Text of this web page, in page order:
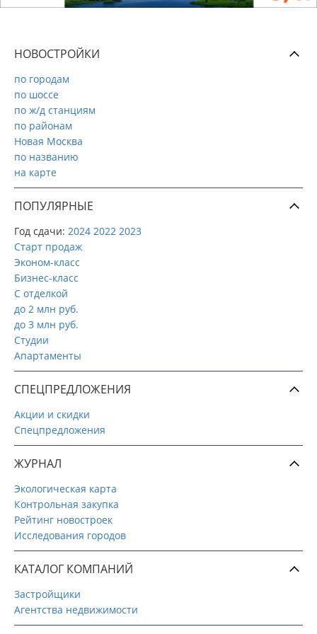
НОВОСТРОЙКИ
по городам
по шоссе
по ж/д станциям
по районам
Новая Москва
по названию
на карте
ПОПУЛЯРНЫЕ
Год сдачи: 2024 2022 2023
Старт продаж
Эконом-класс
Бизнес-класс
С отделкой
до 2 млн руб.
до 3 млн руб.
Студии
Апартаменты
СПЕЦПРЕДЛОЖЕНИЯ
Акции и скидки
Спецпредложения
ЖУРНАЛ
Экологическая карта
Контрольная закупка
Рейтинг новостроек
Исследования городов
КАТАЛОГ КОМПАНИЙ
Застройщики
Агентства недвижимости